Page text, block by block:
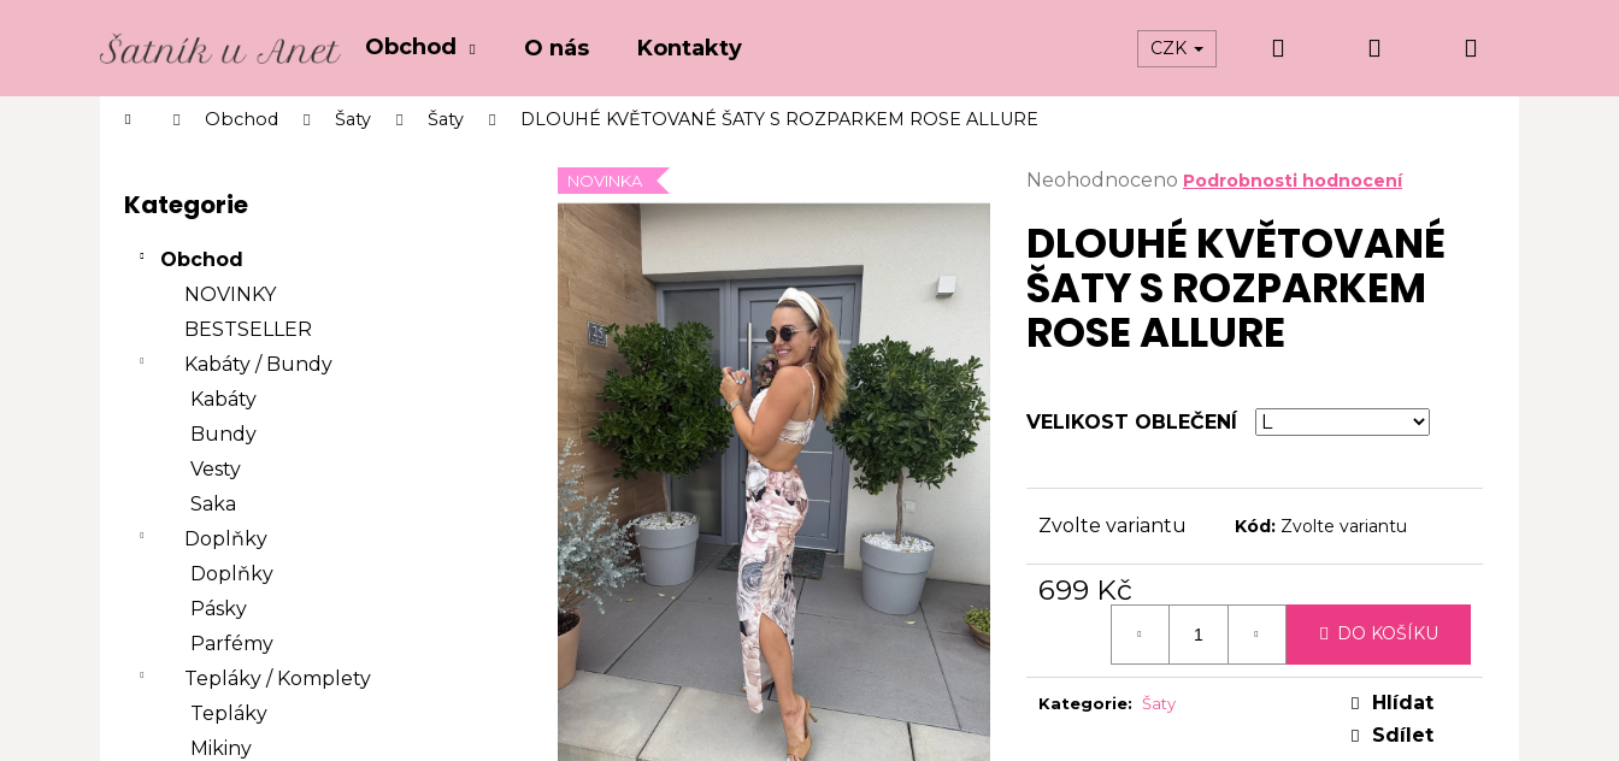
Obchod O nás Kontakty CZK Přihlášení
Domů Obchod Šaty Šaty DLOUHÉ KVĚTOVANÉ ŠATY S ROZPARKEM ROSE ALLURE
Přeskočit
Kategorie
Obchod
NOVINKY
BESTSELLER
Kabáty / Bundy
Kabáty
Bundy
Vesty
Saka
Doplňky
Doplňky
Pásky
Parfémy
Tepláky / Komplety
Tepláky
Mikiny
Průměrné
produktu
je
0,0
Neohodnoceno Podrobnosti hodnocení
DLOUHÉ KVĚTOVANÉ
ŠATY S ROZPARKEM
ROSE ALLURE
VELIKOST OBLEČENÍ
Zvolte variantu Kód: Zvolte variantu
699 Kč
DO KOŠÍKU
Kategorie: Šaty
Hlídat
Sdílet
NOVINKA
í
Zpět
do
Zpět
do
Co potřebujete najít?
Doporučujeme